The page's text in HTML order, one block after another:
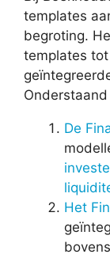
templates
begroting.
templates
De
Het